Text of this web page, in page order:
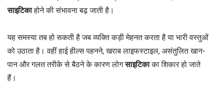
साइटिकाहोने की संभावना बढ़ जाती है।
यह समस्या तब हो सकती है जब व्यक्ति कड़ी मेहनत करता है या भारी वस्तुओं
को उठाता है। वहीं हाई हील्स पहनने, खराब लाइफस्टाइल, असंतुलित खान-
पान और गलत तरीके से बैठने के कारण लोगसाइटिकाका शिकार हो जाते
हैं।